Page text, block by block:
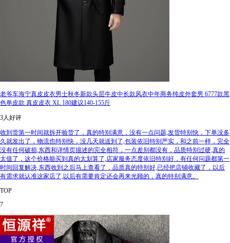
老爷车海宁真皮皮衣男士秋冬新款头层牛皮中长款风衣中年商务纯皮外套男 6777款黑
色单皮款 真皮皮衣 XL 180建议140-155斤
3人好评
收到货第一时间就拆开验货了，真的特别满意，没有一点问题,发货特别快，下单没多
久就发出了，物流也特别快，没几天就送到了,包装依旧特别严实，和之前一样，完全
没有任何破损,东西和详情页描述的完全相符，一点差别都没有，品质特别过硬,真的
太值了，这个价格能买到真的太划算了,店家服务态度依旧特别好，有任何问题都第一
时间回复解决,东西收到之后马上查看了，品质真的特别好,已经把店铺收藏了，以后
有需求就认准这家店了,以后有需要肯定还会再来光顾的，真的特别满意。
TOP
7